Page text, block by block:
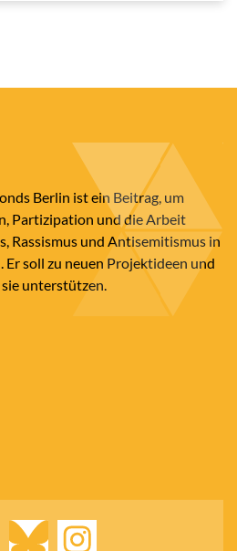
Berlin ist ein Beitrag, um
Partizipation und die Arbeit
Rassismus und Antisemitismus in
Er soll zu neuen Projektideen und
unterstützen.